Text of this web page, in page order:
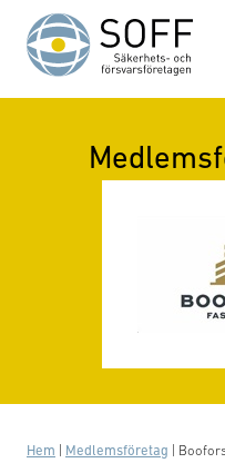
Hoppa till innehåll
Hem Medlemsföretag